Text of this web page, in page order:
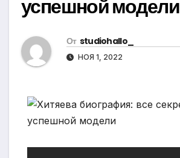
успешной модели
От studiohallo_
НОЯ 1, 2022